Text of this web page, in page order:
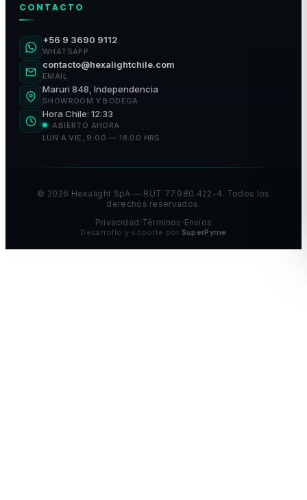
CONTACTO
+56 9 3690 9112
WHATSAPP
contacto@hexalightchile.com
EMAIL
Maruri 848, Independencia
SHOWROOM Y BODEGA
Hora Chile: 12:33
ABIERTO AHORA
LUN A VIE, 9:00 — 18:00 HRS
© 2026 Hexalight SpA — RUT 77.980.422-4. Todos los
derechos reservados.
Privacidad•Términos •Envíos
Desarrollo y soporte por SuperPyme